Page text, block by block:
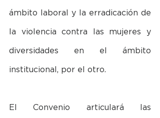
ámbito laboral y la erradicación de
la violencia contra las mujeres y
diversidades en el ámbito
institucional, por el otro.
El Convenio articulará las